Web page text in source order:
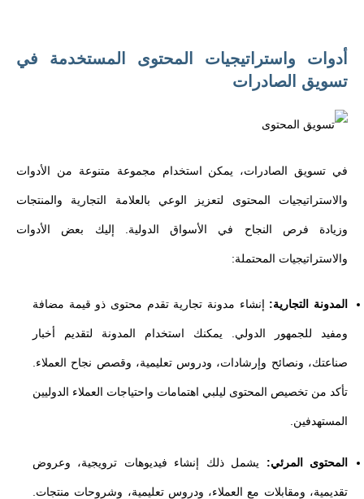
أدوات واستراتيجيات المحتوى المستخدمة في
تسويق الصادرات
في تسويق الصادرات، يمكن استخدام مجموعة متنوعة من الأدوات
والاستراتيجيات المحتوى لتعزيز الوعي بالعلامة التجارية والمنتجات
وزيادة فرص النجاح في الأسواق الدولية. إليك بعض الأدوات
والاستراتيجيات المحتملة:
المدونة التجارية: إنشاء مدونة تجارية تقدم محتوى ذو قيمة مضافة
ومفيد للجمهور الدولي. يمكنك استخدام المدونة لتقديم أخبار
صناعتك، ونصائح وإرشادات، ودروس تعليمية، وقصص نجاح العملاء.
تأكد من تخصيص المحتوى ليلبي اهتمامات واحتياجات العملاء الدوليين
المستهدفين.
المحتوى المرئي: يشمل ذلك إنشاء فيديوهات ترويجية، وعروض
تقديمية، ومقابلات مع العملاء، ودروس تعليمية، وشروحات منتجات.